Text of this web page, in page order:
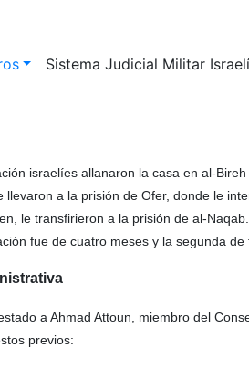
Sistema Judicial Militar Israelí
israelíes allanaron la casa en al-
a la prisión de Ofer, donde le
le transfirieron a la prisión de al-
fue de cuatro meses y la segunda
a Ahmad Attoun, miembro del
previos: